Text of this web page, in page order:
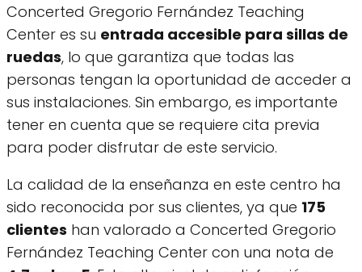
Concerted Gregorio Fernández Teaching
Center es su entrada accesible para sillas de
ruedas, lo que garantiza que todas las
personas tengan la oportunidad de acceder a
sus instalaciones. Sin embargo, es importante
tener en cuenta que se requiere cita previa
para poder disfrutar de este servicio.
La calidad de la enseñanza en este centro ha
sido reconocida por sus clientes, ya que 175
clientes han valorado a Concerted Gregorio
Fernández Teaching Center con una nota de